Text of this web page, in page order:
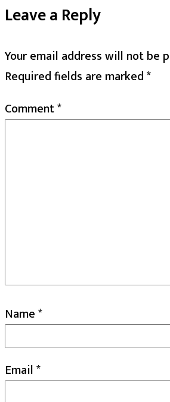
Leave a Reply
Your email address will not be
Required fields are marked*
Comment*
Name*
Email*